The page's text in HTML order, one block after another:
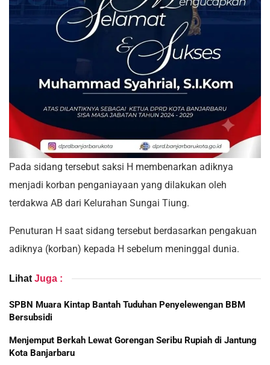
Pada sidang tersebut saksi H membenarkan adiknya
menjadi korban penganiayaan yang dilakukan oleh
terdakwa AB dari Kelurahan Sungai Tiung.
Penuturan H saat sidang tersebut berdasarkan pengakuan
adiknya (korban) kepada H sebelum meninggal dunia.
Lihat Juga :
SPBN Muara Kintap Bantah Tuduhan Penyelewengan BBM
Bersubsidi
Menjemput Berkah Lewat Gorengan Seribu Rupiah di Jantung
Kota Banjarbaru